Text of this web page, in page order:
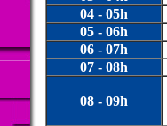
04 - 05h
05 - 06h
06 - 07h
07 - 08h
08 - 09h